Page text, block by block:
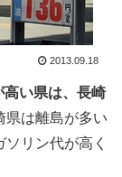
2013.09.18
い県は、長崎
県は離島が多い
リン代が高く